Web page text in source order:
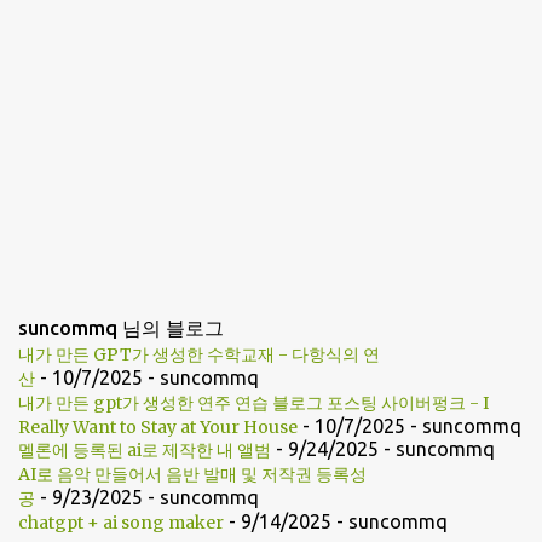
suncommq 님의 블로그
내가 만든 GPT가 생성한 수학교재 - 다항식의 연
산 - 10/7/2025 - suncommq
내가 만든 gpt가 생성한 연주 연습 블로그 포스팅 사이버펑크 - I
Really Want to Stay at Your House - 10/7/2025 - suncommq
멜론에 등록된 ai로 제작한 내 앨범 - 9/24/2025 - suncommq
AI로 음악 만들어서 음반 발매 및 저작권 등록성
공 - 9/23/2025 - suncommq
chatgpt + ai song maker - 9/14/2025 - suncommq